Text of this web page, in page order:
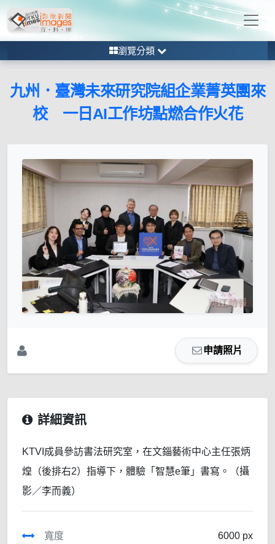
瀏覽分類
九州．臺灣未來研究院組企業菁英團來
校 一日AI工作坊點燃合作火花
申請照片
詳細資訊
KTVI成員參訪書法研究室，在文錙藝術中心主任張炳
煌（後排右2）指導下，體驗「智慧e筆」書寫。（攝
影／李而義）
寬度
6000 px